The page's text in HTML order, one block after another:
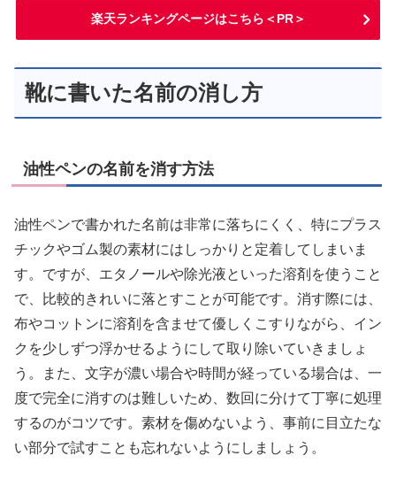
楽天ランキングページはこちら＜PR＞
靴に書いた名前の消し方
油性ペンの名前を消す方法
油性ペンで書かれた名前は非常に落ちにくく、特にプラス
チックやゴム製の素材にはしっかりと定着してしまいま
す。ですが、エタノールや除光液といった溶剤を使うこと
で、比較的きれいに落とすことが可能です。消す際には、
布やコットンに溶剤を含ませて優しくこすりながら、イン
クを少しずつ浮かせるようにして取り除いていきましょ
う。また、文字が濃い場合や時間が経っている場合は、一
度で完全に消すのは難しいため、数回に分けて丁寧に処理
するのがコツです。素材を傷めないよう、事前に目立たな
い部分で試すことも忘れないようにしましょう。